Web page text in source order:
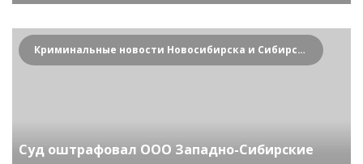
Криминальные новости Новосибирска и Сибирского региона
Суд оштрафовал ООО Западно-Сибирские